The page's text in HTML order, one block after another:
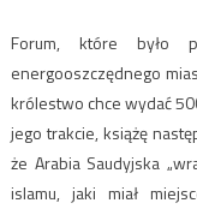
Forum, które było
energooszczędnego
królestwo chce wydać
jego trakcie, książę
że Arabia Saudyjska
islamu, jaki miał